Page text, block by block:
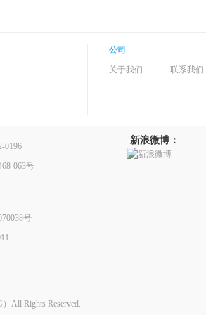
公司
关于我们
联系我们
0196
063号
号
新浪微博：
All Rights Reserved.